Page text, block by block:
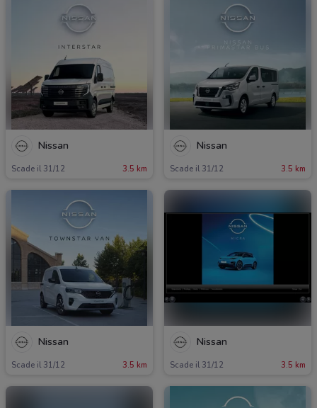
Nissan
Scade il 31/12 3.5 km
Nissan
Scade il 31/12 3.5 km
Nissan
Scade il 31/12 3.5 km
Nissan
Scade il 31/12 3.5 km